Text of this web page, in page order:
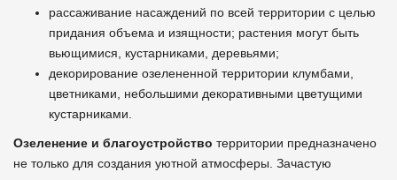
рассаживание насаждений по всей территории с целью
придания объема и изящности; растения могут быть
вьющимися, кустарниками, деревьями;
декорирование озелененной территории клумбами,
цветниками, небольшими декоративными цветущими
кустарниками.
Озеленение и благоустройство территории предназначено
не только для создания уютной атмосферы. Зачастую